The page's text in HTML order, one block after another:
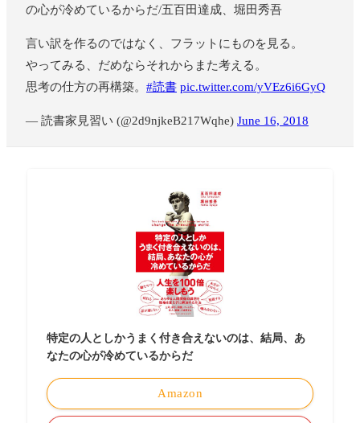
の心が冷めているからだ/五百田達成、堀田秀吾
言い訳を作るのではなく、フラットにものを見る。
やってみる、だめならそれからまた考える。
思考の仕方の再構築。 #読書 pic.twitter.com/yVEz6i6GyQ
— 読書家見習い (@2d9njkeB217Wqhe) June 16, 2018
特定の人としかうまく付き合えないのは、結局、あ
なたの心が冷めているからだ
Amazon